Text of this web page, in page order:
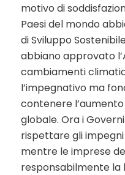
motivo di
Paesi del mondo
di Sviluppo
abbiano approvato
cambiamenti
l’impegnativo ma
contenere
globale. Ora i
rispettare gli impegni
mentre le imprese
responsabilmente